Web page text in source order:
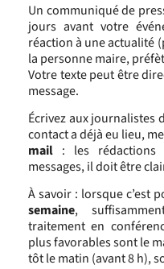
Un communiqué de
jours avant votre
réaction à une actualité
la personne maire,
Votre texte peut être
message.
Écrivez aux journalistes
contact a déjà eu lieu,
mail : les rédactions
messages, il doit être
À savoir : lorsque c’est
semaine,
traitement en
plus favorables sont le
tôt le matin (avant 8 h),